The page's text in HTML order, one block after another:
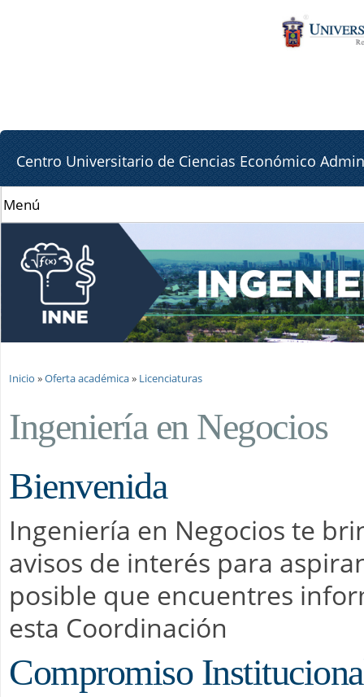
la
Centro Universitario de Ciencias Económico
Se encuentra usted aquí
Inicio »Oferta académica» Licenciaturas
Ingeniería en Negocios
Bienvenida
Ingeniería en Negocios te
avisos de interés para
posible que encuentres
esta Coordinación
Compromiso